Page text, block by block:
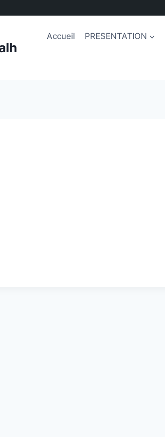
Accueil PRESENTATION